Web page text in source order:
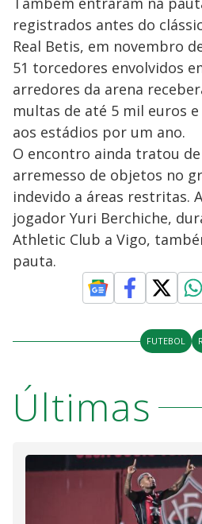
registrados antes do
Real Betis, em novembro
51 torcedores envolvidos
arredores da arena
multas de até 5 mil euros
aos estádios por um ano.
O encontro ainda tratou
arremesso de objetos no
indevido a áreas restritas.
jogador Yuri Berchiche,
Athletic Club a Vigo,
pauta.
FUTEBOL
Últimas